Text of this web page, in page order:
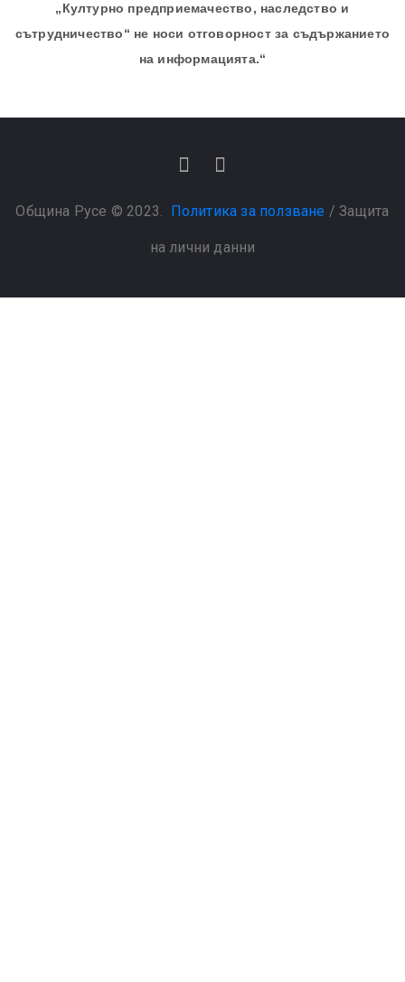
„Културно предприемачество, наследство и
сътрудничество“ не носи отговорност за съдържанието
на информацията.“
Община Русе © 2023. Политика за ползване / Защита
на лични данни